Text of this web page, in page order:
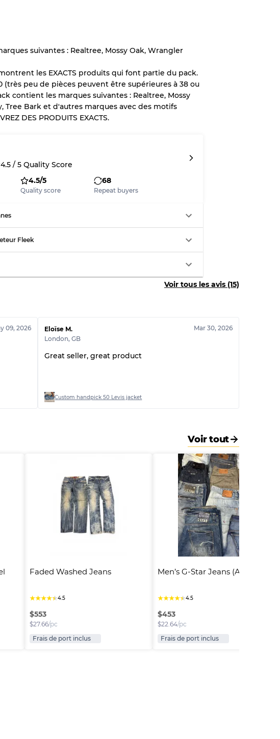
incluent un niveau de qualité pour comprendre
de chaque article avant l'achat.
d'erreur allant jusqu'à10%en raison de la
à 3 niveaux
avec taches
60% B, 40% C
30% A, 40% B, 30% C
suivantes : Realtree, Mossy Oak, Wrangler
les EXACTS produits qui font partie du pack.
(très peu de pièces peuvent être supérieures à 38 ou
contient les marques suivantes : Realtree, Mossy
Tree Bark et d'autres marques avec des motifs
DES PRODUITS EXACTS.
4.5 /5 Quality Score
4.5/5
Quality score
68
Repeat buyers
Fleek
Voir tous les avis (15)
09, 2026
Eloïse M.
London,GB
Mar 30, 2026
Great seller, great product
Custom handpick 50 Levis jacket
Voir tout
Faded Washed Jeans
★★★★★4.5
$553
$27.66/pc
Frais de port inclus
Men’s G-Star Jeans (A-6)
★★★★★4.5
$453
$22.64/pc
Frais de port inclus